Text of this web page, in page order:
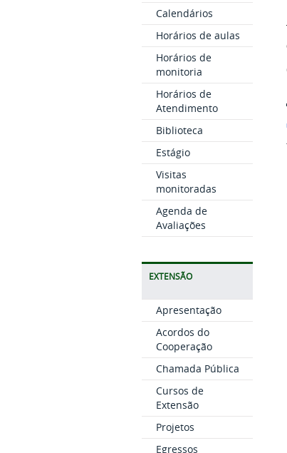
Calendários
Horários de aulas
Horários de
monitoria
Horários de
Atendimento
Biblioteca
Estágio
Visitas
monitoradas
Agenda de
Avaliações
EXTENSÃO
Apresentação
Acordos do
Cooperação
Chamada Pública
Cursos de
Extensão
Projetos
Egressos